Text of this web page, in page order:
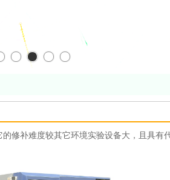
补难度较其它环境实验设备大，且具有